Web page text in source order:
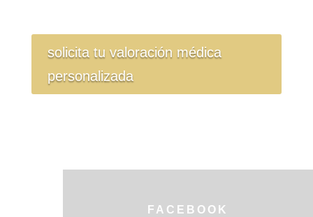
solicita tu valoración médica
personalizada
FACEBOOK